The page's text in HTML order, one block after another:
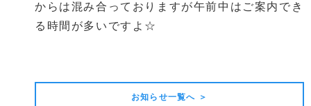
からは混み合っておりますが午前中はご案内でき
る時間が多いですよ☆
お知らせ一覧へ ＞